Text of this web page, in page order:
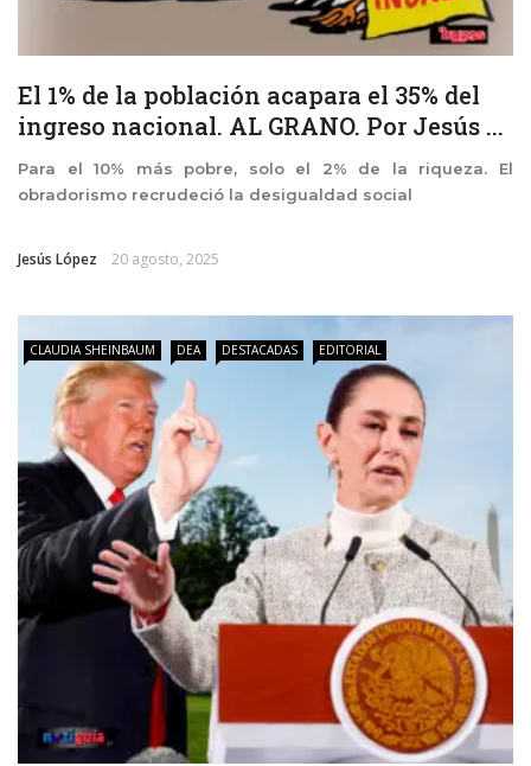
El 1% de la población acapara el 35% del
ingreso nacional. AL GRANO. Por Jesús ...
Para el 10% más pobre, solo el 2% de la riqueza. El
obradorismo recrudeció la desigualdad social
Jesús López 20 agosto, 2025
CLAUDIA SHEINBAUM DEA DESTACADAS EDITORIAL